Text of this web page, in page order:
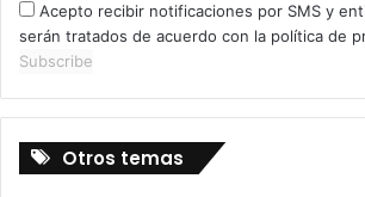
Acepto recibir notificaciones por SMS y
serán tratados de acuerdo con la política de
Subscribe
Otros temas